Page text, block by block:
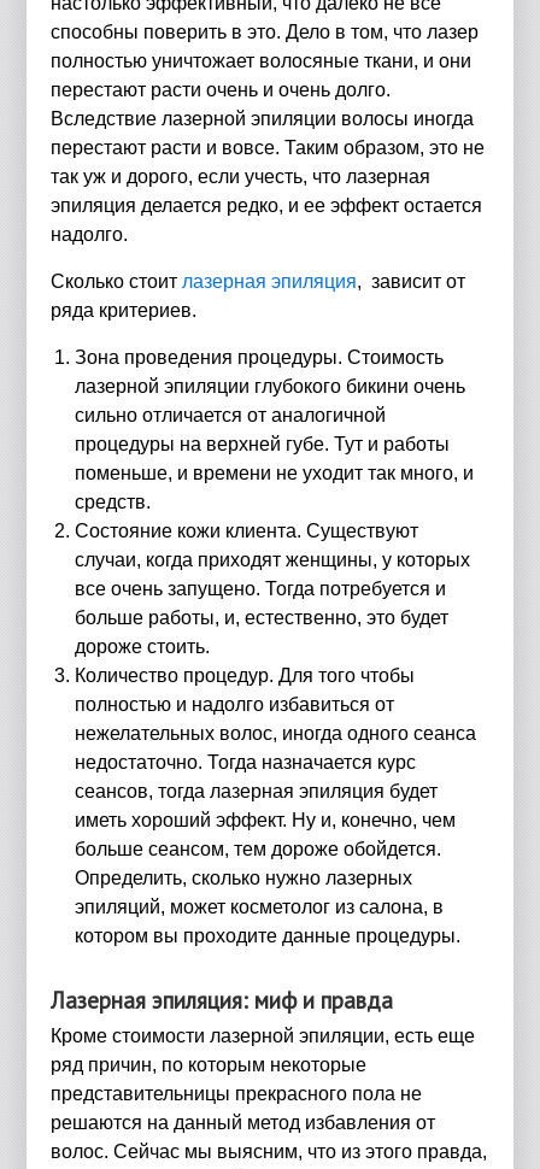
способны поверить в это. Дело в том, что лазер
полностью уничтожает волосяные ткани, и они
перестают расти очень и очень долго.
Вследствие лазерной эпиляции волосы иногда
перестают расти и вовсе. Таким образом, это не
так уж и дорого, если учесть, что лазерная
эпиляция делается редко, и ее эффект остается
надолго.
Сколько стоит лазерная эпиляция, зависит от
ряда критериев.
Зона проведения процедуры. Стоимость
лазерной эпиляции глубокого бикини очень
сильно отличается от аналогичной
процедуры на верхней губе. Тут и работы
поменьше, и времени не уходит так много, и
средств.
Состояние кожи клиента. Существуют
случаи, когда приходят женщины, у которых
все очень запущено. Тогда потребуется и
больше работы, и, естественно, это будет
дороже стоить.
Количество процедур. Для того чтобы
полностью и надолго избавиться от
нежелательных волос, иногда одного сеанса
недостаточно. Тогда назначается курс
сеансов, тогда лазерная эпиляция будет
иметь хороший эффект. Ну и, конечно, чем
больше сеансом, тем дороже обойдется.
Определить, сколько нужно лазерных
эпиляций, может косметолог из салона, в
котором вы проходите данные процедуры.
Лазерная эпиляция: миф и правда
Кроме стоимости лазерной эпиляции, есть еще
ряд причин, по которым некоторые
представительницы прекрасного пола не
решаются на данный метод избавления от
волос. Сейчас мы выясним, что из этого правда,